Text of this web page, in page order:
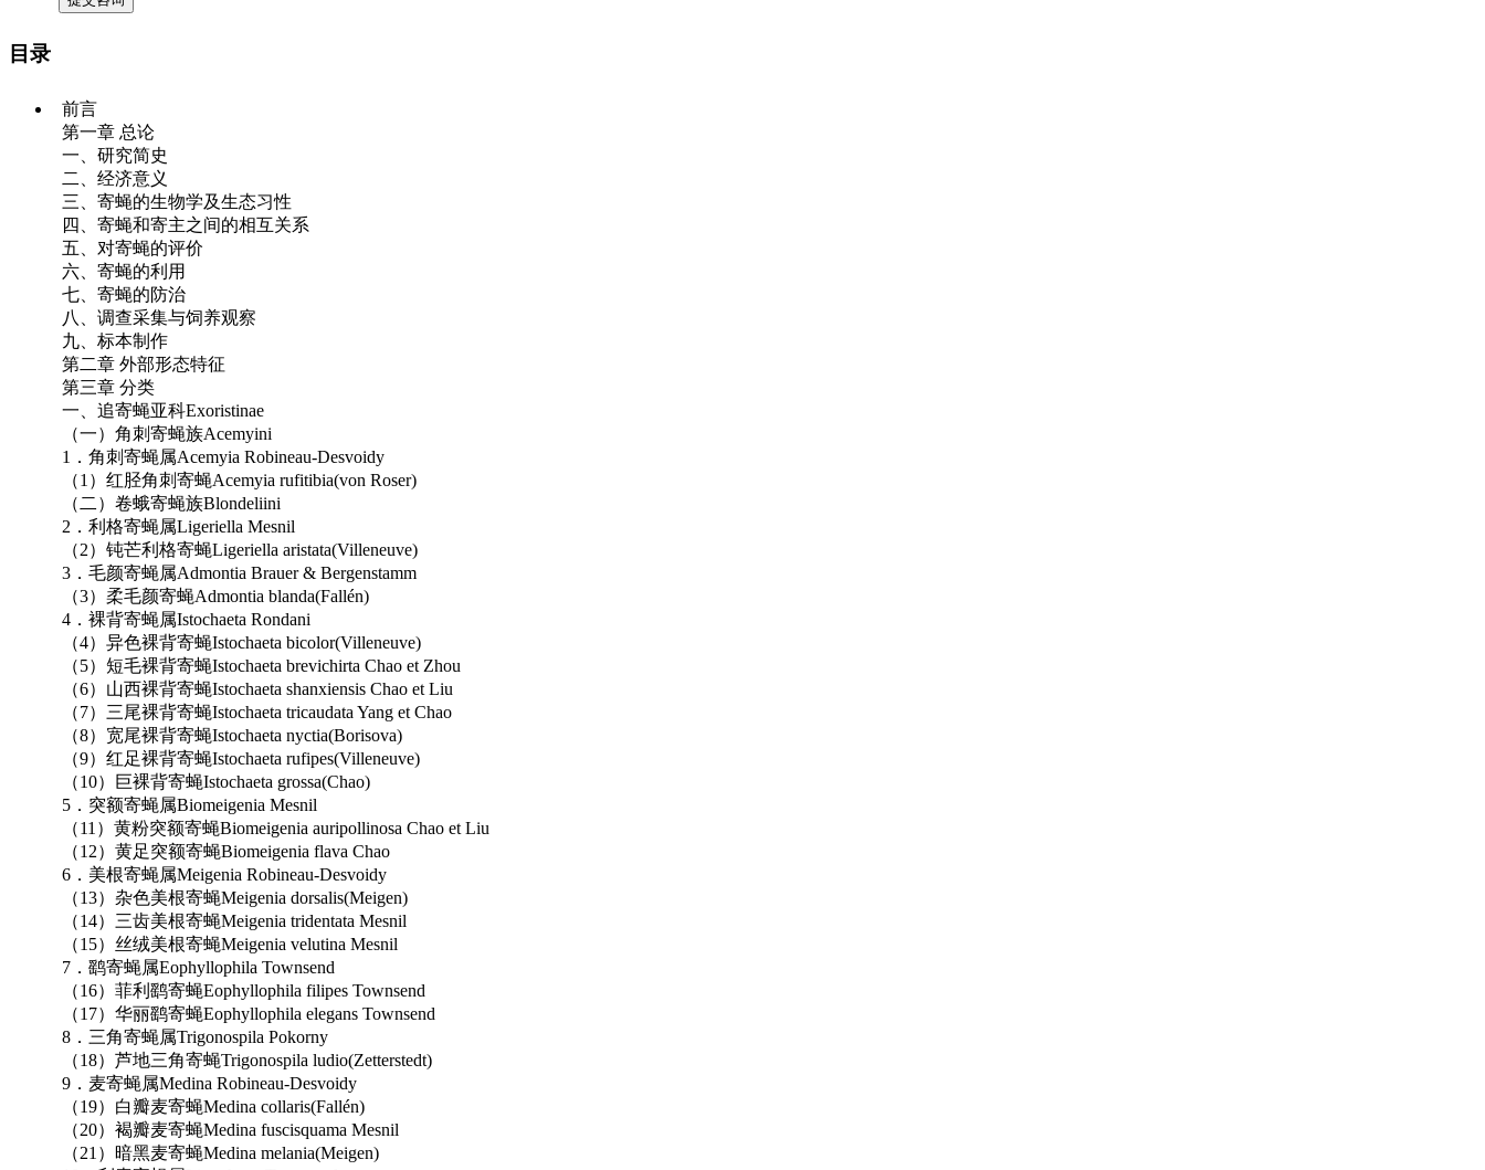
目录
前言
第一章 总论
一、研究简史
二、经济意义
三、寄蝇的生物学及生态习性
四、寄蝇和寄主之间的相互关系
五、对寄蝇的评价
六、寄蝇的利用
七、寄蝇的防治
八、调查采集与饲养观察
九、标本制作
第二章 外部形态特征
第三章 分类
一、追寄蝇亚科Exoristinae
（一）角刺寄蝇族Acemyini
1．角刺寄蝇属Acemyia Robineau-Desvoidy
（1）红胫角刺寄蝇Acemyia rufitibia(von Roser)
（二）卷蛾寄蝇族Blondeliini
2．利格寄蝇属Ligeriella Mesnil
（2）钝芒利格寄蝇Ligeriella aristata(Villeneuve)
3．毛颜寄蝇属Admontia Brauer & Bergenstamm
（3）柔毛颜寄蝇Admontia blanda(Fallén)
4．裸背寄蝇属Istochaeta Rondani
（4）异色裸背寄蝇Istochaeta bicolor(Villeneuve)
（5）短毛裸背寄蝇Istochaeta brevichirta Chao et Zhou
（6）山西裸背寄蝇Istochaeta shanxiensis Chao et Liu
（7）三尾裸背寄蝇Istochaeta tricaudata Yang et Chao
（8）宽尾裸背寄蝇Istochaeta nyctia(Borisova)
（9）红足裸背寄蝇Istochaeta rufipes(Villeneuve)
（10）巨裸背寄蝇Istochaeta grossa(Chao)
5．突额寄蝇属Biomeigenia Mesnil
（11）黄粉突额寄蝇Biomeigenia auripollinosa Chao et Liu
（12）黄足突额寄蝇Biomeigenia flava Chao
6．美根寄蝇属Meigenia Robineau-Desvoidy
（13）杂色美根寄蝇Meigenia dorsalis(Meigen)
（14）三齿美根寄蝇Meigenia tridentata Mesnil
（15）丝绒美根寄蝇Meigenia velutina Mesnil
7．鹞寄蝇属Eophyllophila Townsend
（16）菲利鹞寄蝇Eophyllophila filipes Townsend
（17）华丽鹞寄蝇Eophyllophila elegans Townsend
8．三角寄蝇属Trigonospila Pokorny
（18）芦地三角寄蝇Trigonospila ludio(Zetterstedt)
9．麦寄蝇属Medina Robineau-Desvoidy
（19）白瓣麦寄蝇Medina collaris(Fallén)
（20）褐瓣麦寄蝇Medina fuscisquama Mesnil
（21）暗黑麦寄蝇Medina melania(Meigen)